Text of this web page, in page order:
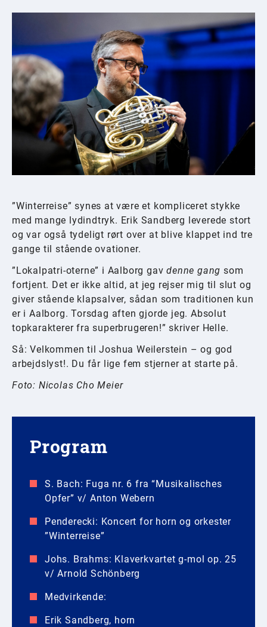
”Winterreise” synes at være et kompliceret stykke
med mange lydindtryk. Erik Sandberg leverede stort
og var også tydeligt rørt over at blive klappet ind tre
gange til stående ovationer.
”Lokalpatri-oterne” i Aalborg gavdenne gang som
fortjent. Det er ikke altid, at jeg rejser mig til slut og
giver stående klapsalver, sådan som traditionen kun
er i Aalborg. Torsdag aften gjorde jeg. Absolut
topkarakterer fra superbrugeren!” skriver Helle.
Så: Velkommen til Joshua Weilerstein – og god
arbejdslyst!. Du får lige fem stjerner at starte på.
Foto: Nicolas Cho Meier
Program
S. Bach: Fuga nr. 6 fra “Musikalisches
Opfer” v/ Anton Webern
Penderecki: Koncert for horn og orkester
”Winterreise”
Johs. Brahms: Klaverkvartet g-mol op. 25
v/ Arnold Schönberg
Medvirkende:
Erik Sandberg, horn